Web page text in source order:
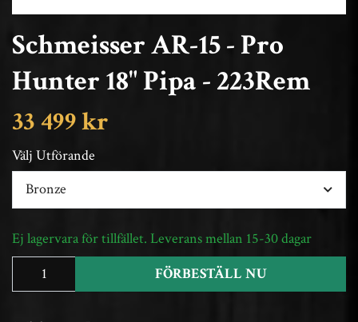
Schmeisser AR-15 - Pro
Hunter 18" Pipa - 223Rem
33 499 kr
Välj Utförande
Bronze
Ej lagervara för tillfället. Leverans mellan 15-30 dagar
FÖRBESTÄLL NU